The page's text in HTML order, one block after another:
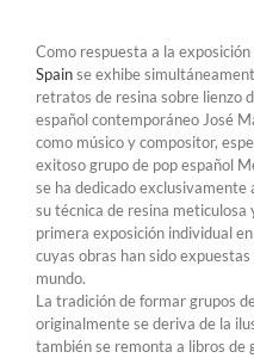
Como respuesta a la exposición
Spainse exhibe
retratos de resina sobre lienzo
español contemporáneo José
como músico y compositor,
exitoso grupo de pop español
se ha dedicado
su técnica de resina
primera exposición individual
cuyas obras han sido
mundo.
La tradición de formar grupos
originalmente se deriva de la
también se remonta a libros de